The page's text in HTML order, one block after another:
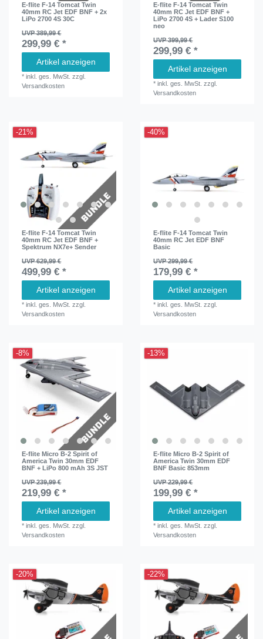
E-flite F-14 Tomcat Twin
40mm RC Jet EDF BNF + 2x
LiPo 2700 4S 30C
UVP 389,99 €
299,99 € *
Artikel anzeigen
*inkl. ges. MwSt. zzgl.
Versandkosten
E-flite F-14 Tomcat Twin
40mm RC Jet EDF BNF +
LiPo 2700 4S + Lader S100
neo
UVP 399,99 €
299,99 € *
Artikel anzeigen
*inkl. ges. MwSt. zzgl.
Versandkosten
-21%
E-flite F-14 Tomcat Twin
40mm RC Jet EDF BNF +
Spektrum NX7e+ Sender
UVP 629,99 €
499,99 € *
Artikel anzeigen
*inkl. ges. MwSt. zzgl.
Versandkosten
-40%
E-flite F-14 Tomcat Twin
40mm RC Jet EDF BNF
Basic
UVP 299,99 €
179,99 € *
Artikel anzeigen
*inkl. ges. MwSt. zzgl.
Versandkosten
-8%
E-flite Micro B-2 Spirit of
America Twin 30mm EDF
BNF + LiPo 800 mAh 3S JST
UVP 239,99 €
219,99 € *
Artikel anzeigen
*inkl. ges. MwSt. zzgl.
Versandkosten
-13%
E-flite Micro B-2 Spirit of
America Twin 30mm EDF
BNF Basic 853mm
UVP 229,99 €
199,99 € *
Artikel anzeigen
*inkl. ges. MwSt. zzgl.
Versandkosten
-20% -22%